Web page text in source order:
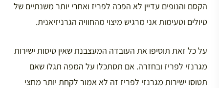
הקסם והנופים עדיין לא הפכה לפריז ואחרי יותר משנתיים של
טיולים וטעימות אני מרגיש מיצוי מהחוויה הגרניזיאנית.
על כל זאת תוסיפו את העובדה המעצבנת שאין טיסות ישירות
מגרנזי לפריז ובחזרה. אם תסתכלו על המפה תגלו שאם
תטוסו ישירות מגרנזי לפריז זה לא אמור לקחת יותר מחצי